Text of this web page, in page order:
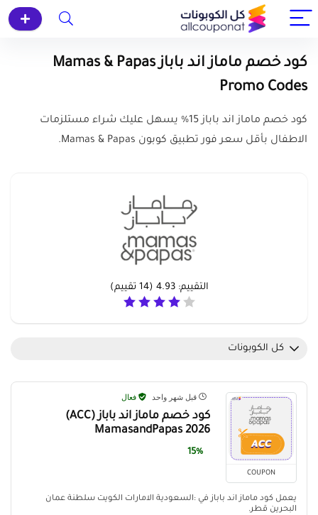
كود خصم ماماز اند باباز Mamas & Papas
Promo Codes
كود خصم ماماز اند باباز 15% يسهل عليك شراء مستلزمات
الاطفال بأقل سعر فور تطبيق كوبون Mamas & Papas.
التقييم:4.93
(
14 تقييم)
كل الكوبونات
COUPON
قبل شهر واحد فعال
كود خصم ماماز اند باباز (ACC)
MamasandPapas 2026
15%
يعمل كود ماماز اند باباز في :السعودية الامارات الكويت سلطنة عمان
البحرين قطر.